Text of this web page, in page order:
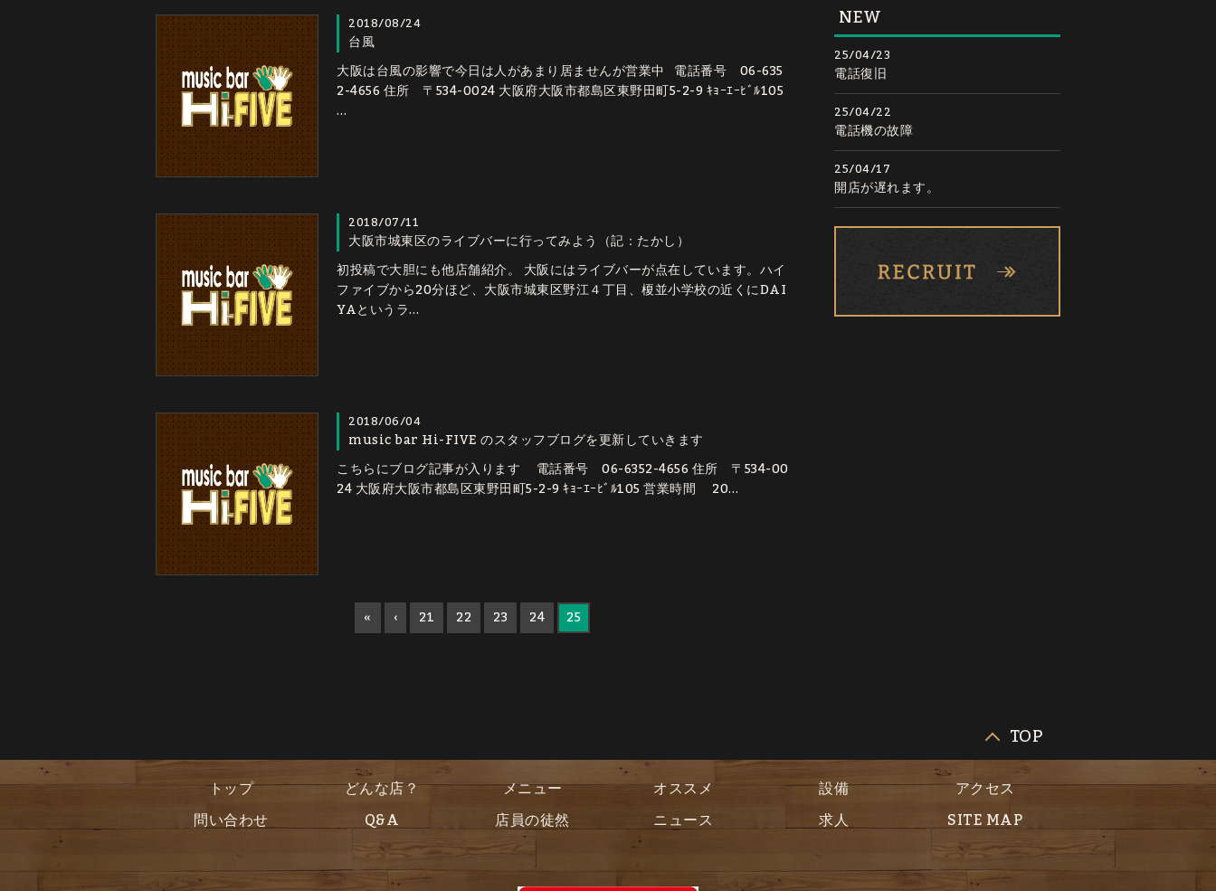
2018/08/24
台風
大阪は台風の影響で今日は人があまり居ませんが営業中 電話番号 06-635
2-4656 住所 〒534-0024 大阪府大阪市都島区東野田町5-2-9 ｷｮｰｴｰﾋﾞﾙ105
…
2018/07/11
大阪市城東区のライブバーに行ってみよう（記：たかし）
初投稿で大胆にも他店舗紹介。 大阪にはライブバーが点在しています。ハイ
ファイブから20分ほど、大阪市城東区野江４丁目、榎並小学校の近くにDAI
YAというラ…
2018/06/04
music bar Hi-FIVE のスタッフブログを更新していきます
こちらにブログ記事が入ります 電話番号 06-6352-4656 住所 〒534-00
24 大阪府大阪市都島区東野田町5-2-9 ｷｮｰｴｰﾋﾞﾙ105 営業時間 20…
« ‹ 21 22 23 24 25
NEW
25/04/23
電話復旧
25/04/22
電話機の故障
25/04/17
開店が遅れます。
TOP
トップ どんな店？ メニュー オススメ 設備
アクセス
問い合わせ
Q&A 店員の徒然 ニュース 求人 SITE MAP